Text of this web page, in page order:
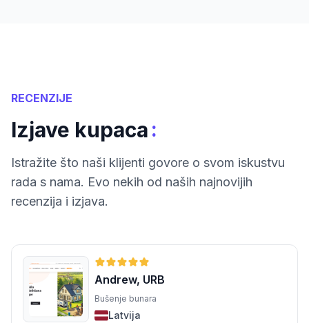
RECENZIJE
Izjave kupaca:
Istražite što naši klijenti govore o svom iskustvu
rada s nama. Evo nekih od naših najnovijih
recenzija i izjava.
Andrew, URB
Bušenje bunara
Latvija